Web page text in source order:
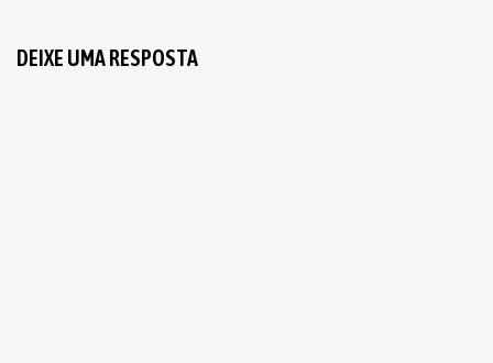
DEIXE UMA RESPOSTA